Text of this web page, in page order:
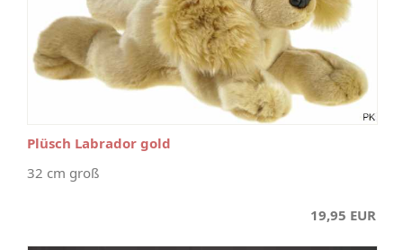
Plüsch Labrador gold
32 cm groß
19,95 EUR